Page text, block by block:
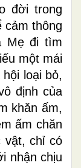
đời trong
cảm thông
Mẹ đi tìm
một mái
loại bỏ,
định của
khăn ấm,
ấm chăn
vật, chỉ có
nhận chịu